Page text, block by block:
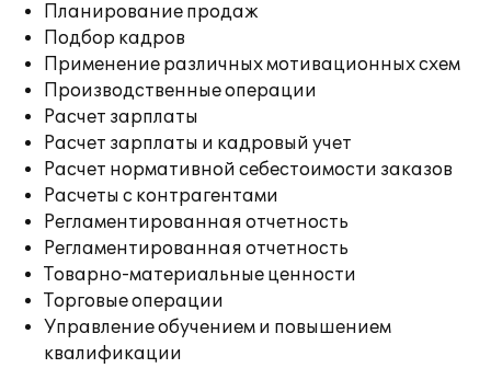
Планирование продаж
Подбор кадров
Применение различных мотивационных схем
Производственные операции
Расчет зарплаты
Расчет зарплаты и кадровый учет
Расчет нормативной себестоимости заказов
Расчеты с контрагентами
Регламентированная отчетность
Регламентированная отчетность
Товарно-материальные ценности
Торговые операции
Управление обучением и повышением
квалификации